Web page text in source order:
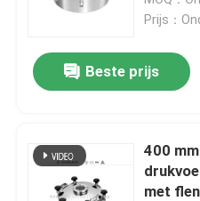
Roterende kwabpomp
Prijs：
Beste prijs
400
met